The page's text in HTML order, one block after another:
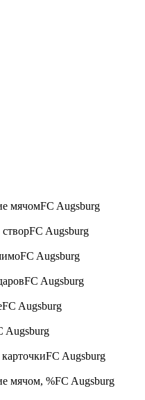
мячомFC Augsburg
FC Augsburg
FC Augsburg
FC Augsburg
FC Augsburg
Augsburg
FC Augsburg
мячом, %FC Augsburg